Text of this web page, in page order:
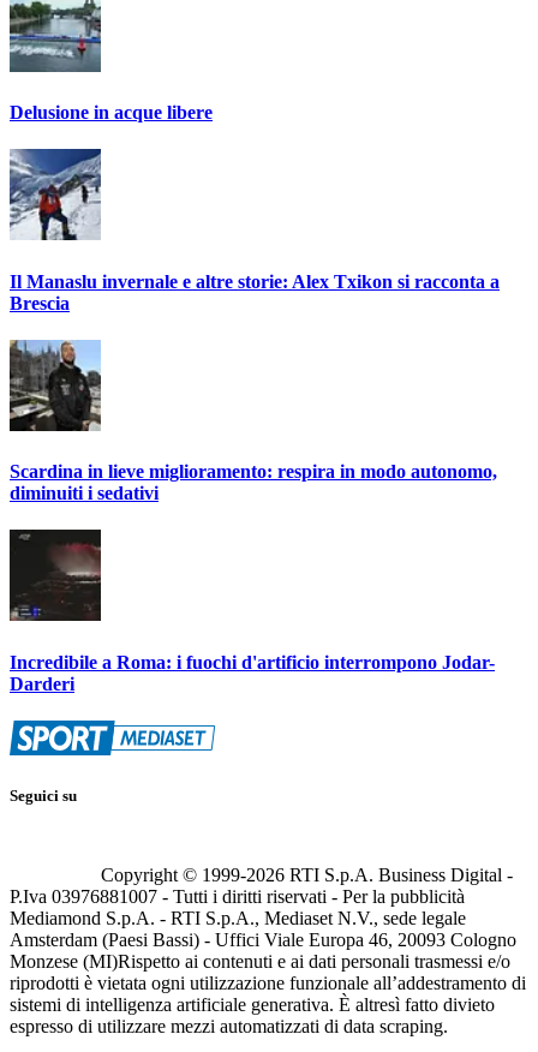
Delusione in acque libere
Il Manaslu invernale e altre storie: Alex Txikon si racconta a
Brescia
Scardina in lieve miglioramento: respira in modo autonomo,
diminuiti i sedativi
Incredibile a Roma: i fuochi d'artificio interrompono Jodar-
Darderi
Seguici su
Copyright © 1999-2026 RTI S.p.A. Business Digital -
P.Iva 03976881007 - Tutti i diritti riservati - Per la pubblicità
Mediamond S.p.A. - RTI S.p.A., Mediaset N.V., sede legale
Amsterdam (Paesi Bassi) - Uffici Viale Europa 46, 20093 Cologno
Monzese (MI)Rispetto ai contenuti e ai dati personali trasmessi e/o
riprodotti è vietata ogni utilizzazione funzionale all’addestramento di
sistemi di intelligenza artificiale generativa. È altresì fatto divieto
espresso di utilizzare mezzi automatizzati di data scraping.